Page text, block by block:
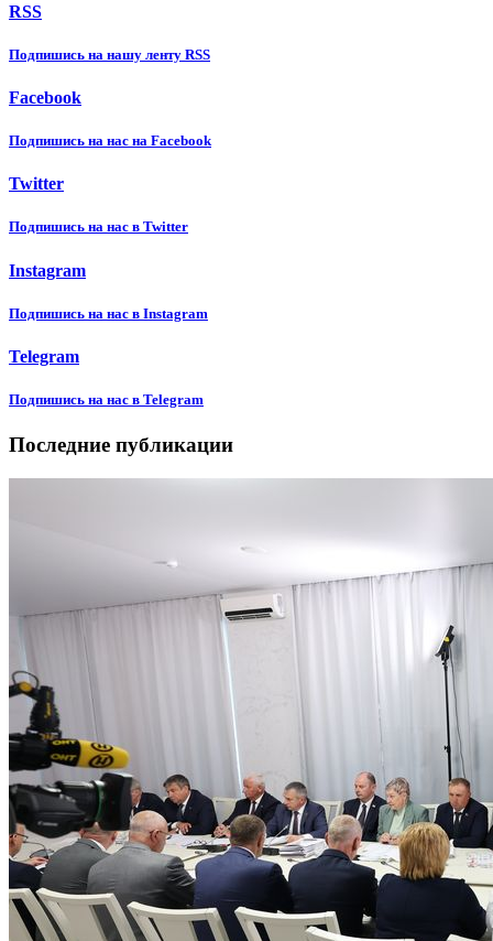
RSS
Подпишиcь на нашу ленту RSS
Facebook
Подпишиcь на нас на Facebook
Twitter
Подпишиcь на нас в Twitter
Instagram
Подпишиcь на нас в Instagram
Telegram
Подпишиcь на нас в Telegram
Последние публикации